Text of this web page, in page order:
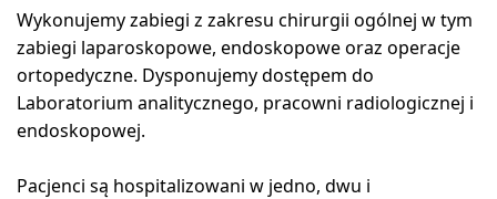
Wykonujemy zabiegi z zakresu chirurgii ogólnej w tym
zabiegi laparoskopowe, endoskopowe oraz operacje
ortopedyczne. Dysponujemy dostępem do
Laboratorium analitycznego, pracowni radiologicznej i
endoskopowej.
Pacjenci są hospitalizowani w jedno, dwu i